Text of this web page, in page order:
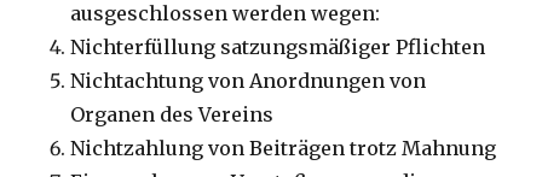
ausgeschlossen werden wegen:
Nichterfüllung satzungsmäßiger Pflichten
Nichtachtung von Anordnungen von
Organen des Vereins
Nichtzahlung von Beiträgen trotz Mahnung